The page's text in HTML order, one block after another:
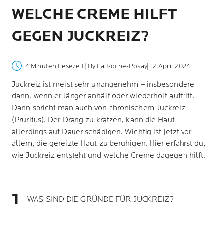
WELCHE CREME HILFT
GEGEN JUCKREIZ?
4 Minuten Lesezeit | By La Roche-Posay| 12 April 2024
Juckreiz ist meist sehr unangenehm – insbesondere
dann, wenn er länger anhält oder wiederholt auftritt.
Dann spricht man auch von chronischem Juckreiz
(Pruritus). Der Drang zu kratzen, kann die Haut
allerdings auf Dauer schädigen. Wichtig ist jetzt vor
allem, die gereizte Haut zu beruhigen. Hier erfährst du,
wie Juckreiz entsteht und welche Creme dagegen hilft.
WAS SIND DIE GRÜNDE FÜR JUCKREIZ?